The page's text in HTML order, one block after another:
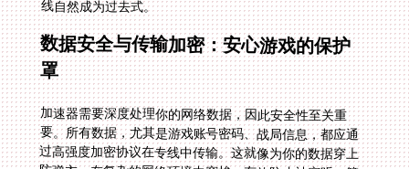
线自然成为过去式。
数据安全与传输加密：安心游戏的保护
罩
加速器需要深度处理你的网络数据，因此安全性至关重
要。所有数据，尤其是游戏账号密码、战局信息，都应通
过高强度加密协议在专线中传输。这就像为你的数据穿上
防弹衣，在复杂的网络环境中穿梭，有效防止被窃听、篡
改或中间人攻击。专线传输本身也比公共网络路径更干
净，减少了遭遇网络攻击的风险。让你在激烈对战的同